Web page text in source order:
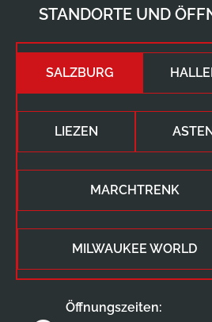
STANDORTE UND
SALZBURG
LIEZEN
MARCHTRENK
MILWAUKEE WORLD
Öffnungszeiten: